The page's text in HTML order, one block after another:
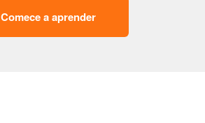
Comece a aprender